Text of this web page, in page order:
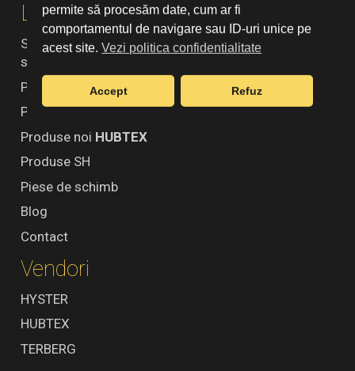
permite să procesăm date, cum ar fi
comportamentul de navigare sau ID-uri unice pe
acest site.Vezi politica confidentialitate
Accept Refuz
Linkuri utile
Stivuitoare Hyster, Motostivuitoare, Service
stivuitoare Hyster
Produse noiHYSTER
Produse noiTERBERG
Produse noi HUBTEX
Produse SH
Piese de schimb
Blog
Contact
Vendori
HYSTER
HUBTEX
TERBERG